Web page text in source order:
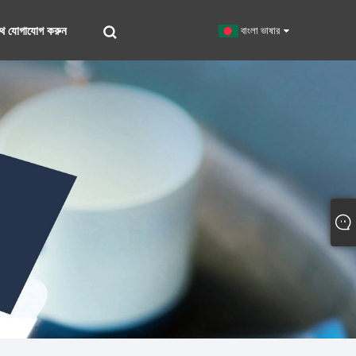
যোগাযোগ করুন বাংলা ভাষার